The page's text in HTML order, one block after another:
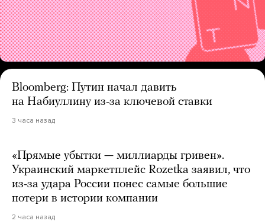
Bloomberg: Путин начал давить
на Набиуллину из-за ключевой ставки
3 часа назад
«Прямые убытки — миллиарды гривен».
Украинский маркетплейс Rozetka заявил, что
из-за удара России понес самые большие
потери в истории компании
2 часа назад